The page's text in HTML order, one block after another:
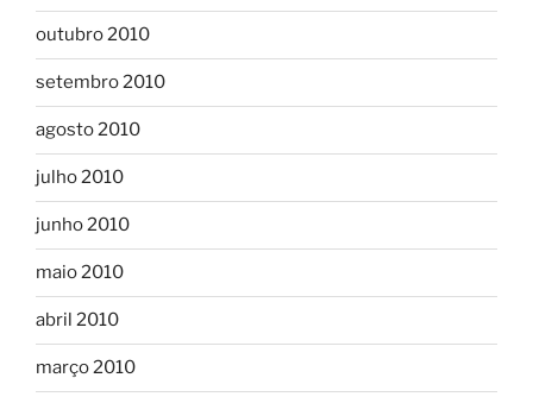
outubro 2010
setembro 2010
agosto 2010
julho 2010
junho 2010
maio 2010
abril 2010
março 2010